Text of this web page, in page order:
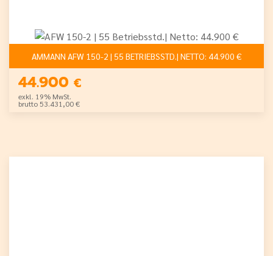
AMMANN AFW 150-2 | 55 BETRIEBSSTD.| NETTO: 44.900 €
44.900 €
exkl. 19% MwSt.
brutto 53.431,00 €